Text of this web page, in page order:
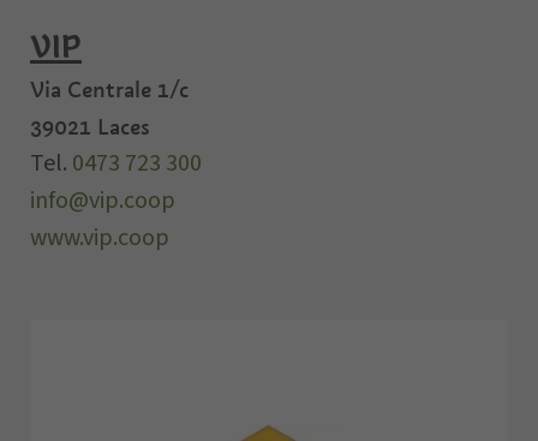
VIP
Via Centrale 1/c
39021 Laces
Tel. 0473 723 300
info@vip.coop
www.vip.coop